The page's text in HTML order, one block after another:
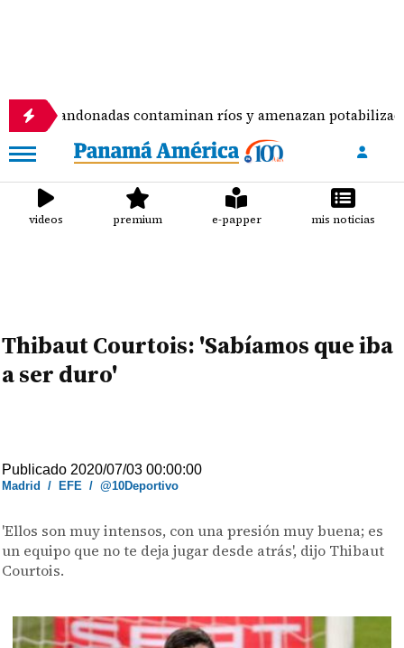
contaminan ríos y amenazan potabilizadora en La
videos premium e-papper mis noticias
Thibaut Courtois: 'Sabíamos que iba
a ser duro'
Publicado 2020/07/03 00:00:00
Madrid / EFE /@10Deportivo
'Ellos son muy intensos, con una presión muy buena; es
un equipo que no te deja jugar desde atrás', dijo Thibaut
Courtois.